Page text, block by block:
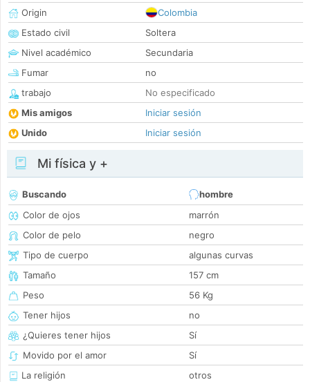
Origin
Colombia
Estado civil
Soltera
Nivel académico
Secundaria
Fumar
no
trabajo
No especificado
Mis amigos
Iniciar sesión
Unido
Iniciar sesión
Mi física y +
Buscando
hombre
Color de ojos
marrón
Color de pelo
negro
Tipo de cuerpo
algunas curvas
Tamaño
157 cm
Peso
56 Kg
Tener hijos
no
¿Quieres tener hijos
Sí
Movido por el amor
Sí
La religión
otros